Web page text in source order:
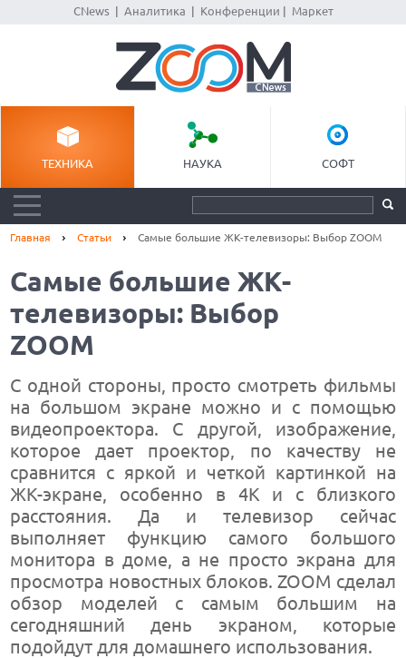
CNews| Аналитика Конференции Маркет
ТЕХНИКА НАУКА СОФТ
Главная Статьи Самые большие ЖК-телевизоры: Выбор ZOOM
Самые большие ЖК-
телевизоры: Выбор
ZOOM
С одной стороны, просто смотреть фильмы
на большом экране можно и с помощью
видеопроектора. С другой, изображение,
которое дает проектор, по качеству не
сравнится с яркой и четкой картинкой на
ЖК-экране, особенно в 4К и с близкого
расстояния. Да и телевизор сейчас
выполняет функцию самого большого
монитора в доме, а не просто экрана для
просмотра новостных блоков. ZOOM сделал
обзор моделей с самым большим на
сегодняшний день экраном, которые
подойдут для домашнего использования.